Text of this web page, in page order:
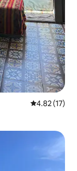
レビュー17
4.82 (17)